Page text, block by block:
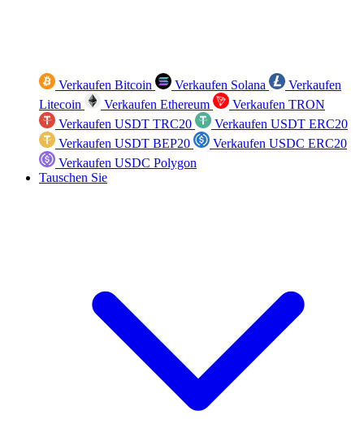
Verkaufen Bitcoin Verkaufen Solana
Verkaufen
Litecoin
Verkaufen Ethereum
Verkaufen TRON
Verkaufen USDT TRC20
Verkaufen USDT ERC20
Verkaufen USDT BEP20
Verkaufen USDC ERC20
Verkaufen USDC Polygon
Tauschen Sie